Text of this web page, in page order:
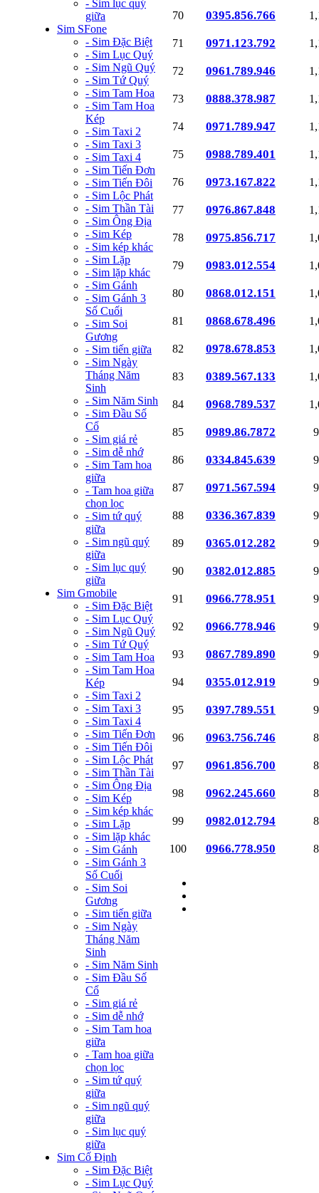
- Sim lục quý
giữa
Sim SFone
- Sim Đặc Biệt
- Sim Lục Quý
- Sim Ngũ Quý
- Sim Tứ Quý
- Sim Tam Hoa
- Sim Tam Hoa
Kép
- Sim Taxi 2
- Sim Taxi 3
- Sim Taxi 4
- Sim Tiến Đơn
- Sim Tiến Đôi
- Sim Lộc Phát
- Sim Thần Tài
- Sim Ông Địa
- Sim Kép
- Sim kép khác
- Sim Lặp
- Sim lặp khác
- Sim Gánh
- Sim Gánh 3
Số Cuối
- Sim Soi
Gương
- Sim tiến giữa
- Sim Ngày
Tháng Năm
Sinh
- Sim Năm Sinh
- Sim Đầu Số
Cổ
- Sim giá rẻ
- Sim dễ nhớ
- Sim Tam hoa
giữa
- Tam hoa giữa
chọn lọc
- Sim tứ quý
giữa
- Sim ngũ quý
giữa
- Sim lục quý
giữa
Sim Gmobile
- Sim Đặc Biệt
- Sim Lục Quý
- Sim Ngũ Quý
- Sim Tứ Quý
- Sim Tam Hoa
- Sim Tam Hoa
Kép
- Sim Taxi 2
- Sim Taxi 3
- Sim Taxi 4
- Sim Tiến Đơn
- Sim Tiến Đôi
- Sim Lộc Phát
- Sim Thần Tài
- Sim Ông Địa
- Sim Kép
- Sim kép khác
- Sim Lặp
- Sim lặp khác
- Sim Gánh
- Sim Gánh 3
Số Cuối
- Sim Soi
Gương
- Sim tiến giữa
- Sim Ngày
Tháng Năm
Sinh
- Sim Năm Sinh
- Sim Đầu Số
Cổ
- Sim giá rẻ
- Sim dễ nhớ
- Sim Tam hoa
giữa
- Tam hoa giữa
chọn lọc
- Sim tứ quý
giữa
- Sim ngũ quý
giữa
- Sim lục quý
giữa
Sim Cố Định
- Sim Đặc Biệt
- Sim Lục Quý
70 0395.856.766
71 0971.123.792
72 0961.789.946
73 0888.378.987
74 0971.789.947
75 0988.789.401
76 0973.167.822
77 0976.867.848
78 0975.856.717
79 0983.012.554
80 0868.012.151
81 0868.678.496
82 0978.678.853
83 0389.567.133
84 0968.789.537
85 0989.86.7872
86 0334.845.639
87 0971.567.594
88 0336.367.839
89 0365.012.282
90 0382.012.885
91 0966.778.951
92 0966.778.946
93 0867.789.890
94 0355.012.919
95 0397.789.551
96 0963.756.746
97 0961.856.700
98 0962.245.660
99 0982.012.794
100 0966.778.950